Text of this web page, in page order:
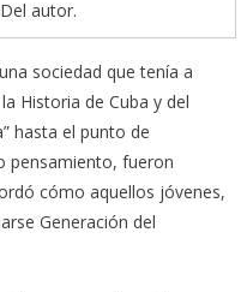
autor.
sociedad que tenía a
Historia de Cuba y del
hasta el punto de
pensamiento, fueron
cómo aquellos jóvenes,
Generación del